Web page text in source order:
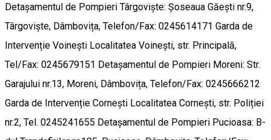
Detașamentul de Pompieri Târgoviște: Șoseaua Găești nr.9,
Târgoviște, Dâmbovița, Telefon/Fax: 0245614171 Garda de
Intervenție Voinești Localitatea Voinești, str. Principală,
Tel/Fax: 0245679151 Detașamentul de Pompieri Moreni: Str.
Garajului nr.13, Moreni, Dâmbovița, Telefon/Fax: 0245666212
Garda de Intervenție Cornești Localitatea Cornești, str. Poliției
nr.2, Tel. 0245241655 Detașamentul de Pompieri Pucioasa: B-